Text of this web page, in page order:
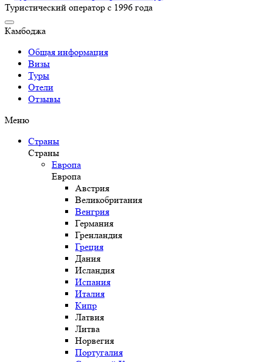
Туристический оператор с 1996 года
Камбоджа
Общая информация
Визы
Туры
Отели
Отзывы
Меню
Страны
Страны
Европа
Европа
Австрия
Великобритания
Венгрия
Германия
Гренландия
Греция
Дания
Исландия
Испания
Италия
Кипр
Латвия
Литва
Норвегия
Португалия